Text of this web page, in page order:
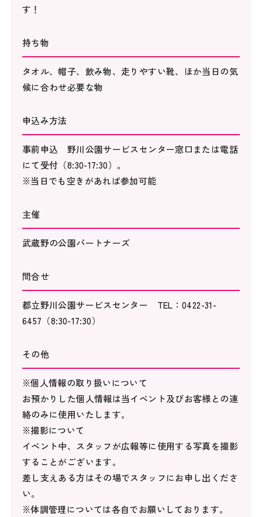
す！
持ち物
タオル、帽子、飲み物、走りやすい靴、ほか当日の気
候に合わせ必要な物
申込み方法
事前申込 野川公園サービスセンター窓口または電話
にて受付（8:30-17:30）。
※当日でも空きがあれば参加可能
主催
武蔵野の公園パートナーズ
問合せ
都立野川公園サービスセンター TEL：0422-31-
6457（8:30-17:30）
その他
※個人情報の取り扱いについて
お預かりした個人情報は当イベント及びお客様との連
絡のみに使用いたします。
※撮影について
イベント中、スタッフが広報等に使用する写真を撮影
することがございます。
差し支えある方はその場でスタッフにお申し出くださ
い。
※体調管理については各自でお願いしております。